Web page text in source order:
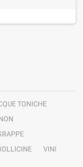
TONICHE
VINI